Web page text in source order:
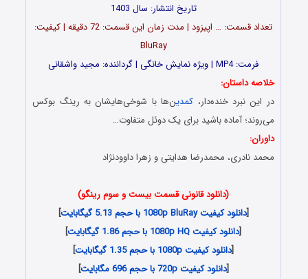
تاریخ انتشار: سال 1403
تعداد قسمت‌: … اپیزود | مدت زمان این قسمت: 72 دقیقه | کیفیت:
BluRay
فرمت: MP4 | ویژه نمایش خانگی | گرداننده: مجید واشقانی
خلاصه داستان:
در این نبرد خنده‌دار، کمدین‌ها با شوخی‌هایشان به رینگ بوکس
می‌روند؛ آماده باشید برای یک دوئل متفاوت…
داوران:
محمد نادری، محمدرضا هدایتی و زهرا داوودنژاد
(دانلود قانونی قسمت بیست و سوم رینگو)
[دانلود کیفیت 1080p BluRay با حجم 5.13 گیگابایت
]
[دانلود کیفیت 1080p HQ با حجم 1.86 گیگابایت
]
[دانلود کیفیت 1080p با حجم 1.35 گیگابایت
]
[دانلود کیفیت 720p با حجم 696 مگابایت
]